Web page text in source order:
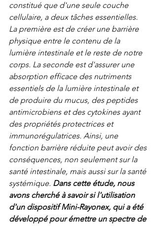
constitué que d'une seule couche
cellulaire, a deux tâches essentielles.
La première est de créer une barrière
physique entre le contenu de la
lumière intestinale et le reste de notre
corps. La seconde est d'assurer une
absorption efficace des nutriments
essentiels de la lumière intestinale et
de produire du mucus, des peptides
antimicrobiens et des cytokines ayant
des propriétés protectrices et
immunorégulatrices. Ainsi, une
fonction barrière réduite peut avoir des
conséquences, non seulement sur la
santé intestinale, mais aussi sur la santé
systémique. Dans cette étude, nous
avons cherché à savoir si l'utilisation
d'un dispositif Mini-Rayonex, qui a été
développé pour émettre un spectre de